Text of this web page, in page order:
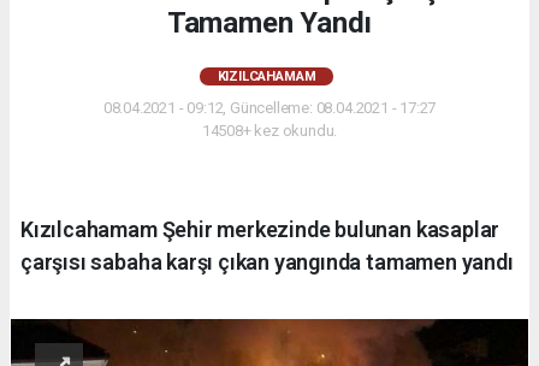
Tamamen Yandı
KIZILCAHAMAM
08.04.2021 - 09:12, Güncelleme: 08.04.2021 - 17:27
14508+ kez okundu.
Kızılcahamam Şehir merkezinde bulunan kasaplar
çarşısı sabaha karşı çıkan yangında tamamen yandı